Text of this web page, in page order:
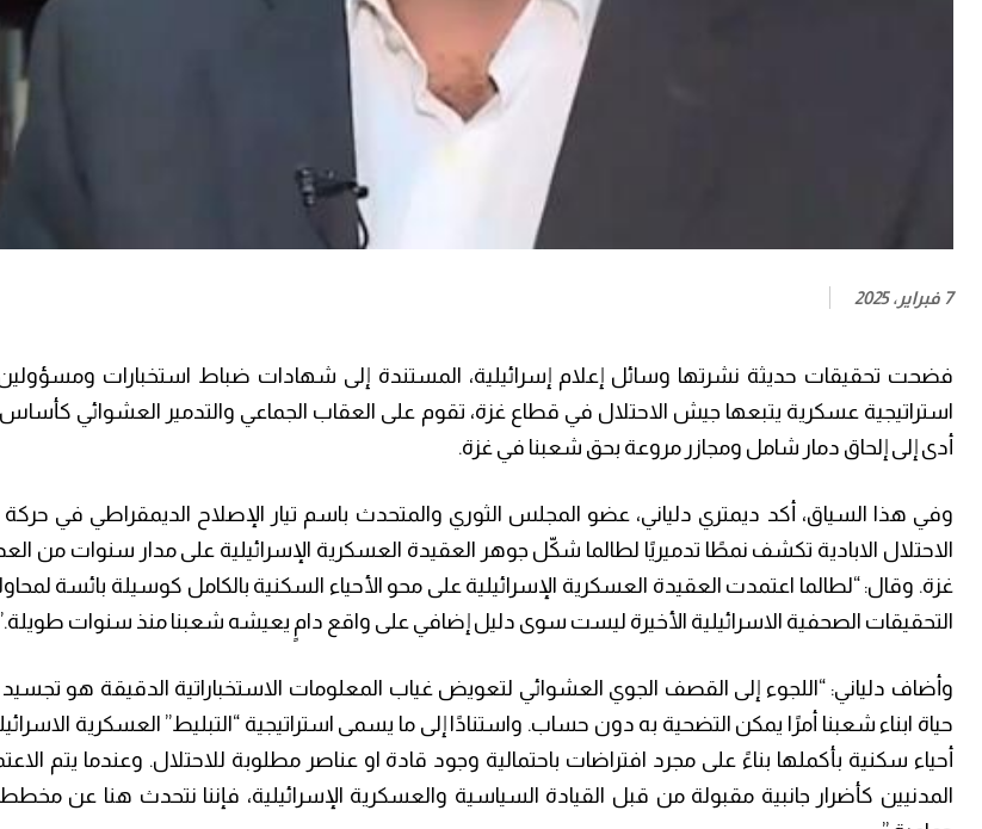
7 فبراير، 2025
فضحت تحقيقات حديثة نشرتها وسائل إعلام إسرائيلية، المستندة إلى شهادات ضباط استخبارات ومسؤولين
استراتيجية عسكرية يتبعها جيش الاحتلال في قطاع غزة، تقوم على العقاب الجماعي والتدمير العشوائي كأساس
أدى إلى إلحاق دمار شامل ومجازر مروعة بحق شعبنا في غزة.
وفي هذا السياق، أكد ديمتري دلياني، عضو المجلس الثوري والمتحدث باسم تيار الإصلاح الديمقراطي في
الاحتلال الابادية تكشف نمطًا تدميريًا لطالما شكّل جوهر العقيدة العسكرية الإسرائيلية على مدار سنوات من
غزة. وقال: “لطالما اعتمدت العقيدة العسكرية الإسرائيلية على محو الأحياء السكنية بالكامل كوسيلة بائسة
التحقيقات الصحفية الاسرائيلية الأخيرة ليست سوى دليل إضافي على واقع دامٍ يعيشه شعبنا منذ سنوات
وأضاف دلياني: “اللجوء إلى القصف الجوي العشوائي لتعويض غياب المعلومات الاستخباراتية الدقيقة هو
حياة ابناء شعبنا أمرًا يمكن التضحية به دون حساب. واستنادًا إلى ما يسمى استراتيجية “التبليط” العسكرية
أحياء سكنية بأكملها بناءً على مجرد افتراضات باحتمالية وجود قادة او عناصر مطلوبة للاحتلال. وعندما يتم
المدنيين كأضرار جانبية مقبولة من قبل القيادة السياسية والعسكرية الإسرائيلية، فإننا نتحدث هنا عن